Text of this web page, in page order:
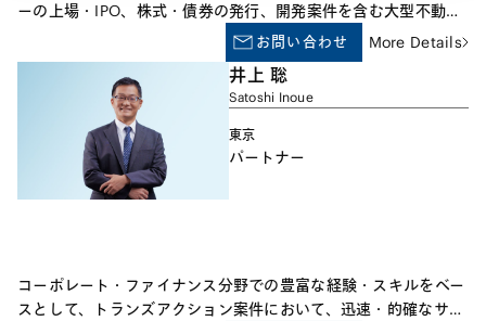
ーの上場・IPO、株式・債券の発行、開発案件を含む大型不動産
取引、JREIT案件およびTMK案件の豊富な経験があります。
お問い合わせ More Details
井上 聡
Satoshi Inoue
東京
パートナー
コーポレート・ファイナンス分野での豊富な経験・スキルをベー
スとして、トランズアクション案件において、迅速・的確なサー